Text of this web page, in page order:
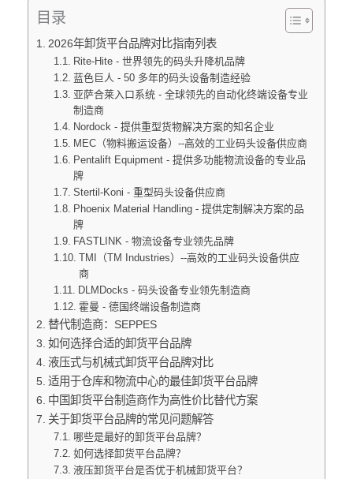
目录
2026年卸货平台品牌对比指南列表
Rite-Hite - 世界领先的码头升降机品牌
蓝色巨人 - 50 多年的码头设备制造经验
亚萨合莱入口系统 - 全球领先的自动化终端设备专业
制造商
Nordock - 提供重型货物解决方案的知名企业
MEC（物料搬运设备）--高效的工业码头设备供应商
Pentalift Equipment - 提供多功能物流设备的专业品
牌
Stertil-Koni - 重型码头设备供应商
Phoenix Material Handling - 提供定制解决方案的品
牌
FASTLINK - 物流设备专业领先品牌
TMI（TM Industries）--高效的工业码头设备供应
商
DLMDocks - 码头设备专业领先制造商
霍曼 - 德国终端设备制造商
替代制造商：SEPPES
如何选择合适的卸货平台品牌
液压式与机械式卸货平台品牌对比
适用于仓库和物流中心的最佳卸货平台品牌
中国卸货平台制造商作为高性价比替代方案
关于卸货平台品牌的常见问题解答
哪些是最好的卸货平台品牌？
如何选择卸货平台品牌？
液压卸货平台是否优于机械卸货平台？